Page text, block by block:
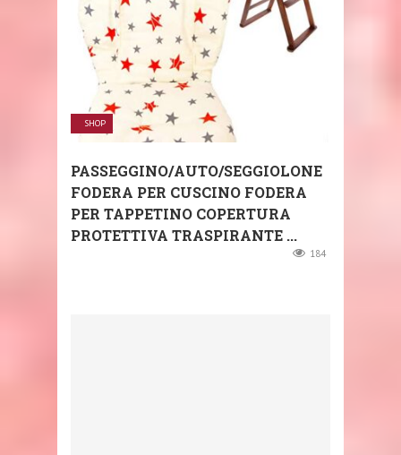
SHOP
PASSEGGINO/AUTO/SEGGIOLONE
FODERA PER CUSCINO FODERA
PER TAPPETINO COPERTURA
PROTETTIVA TRASPIRANTE ...
184